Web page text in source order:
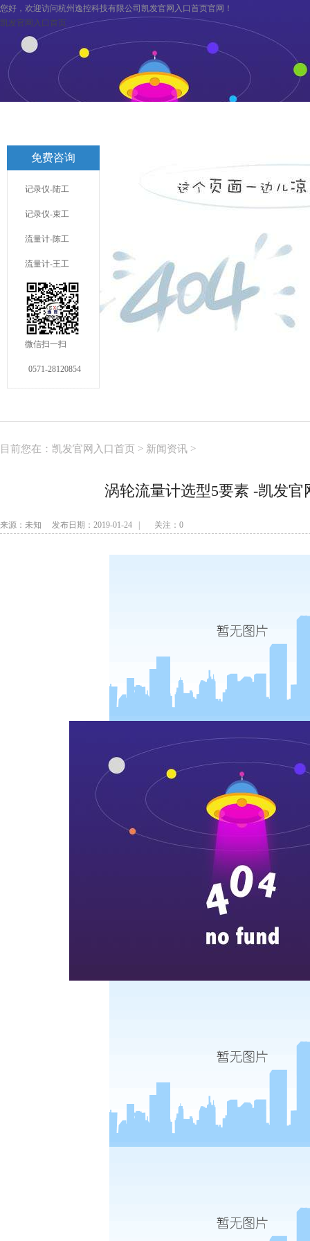
您好，欢迎访问杭州逸控科技有限公司凯发官网入口首页官网！
凯发官网入口首页
联系凯发官网入口首页
目前您在： 凯发官网入口首页 > 新闻资讯 >
涡轮流量计选型5要素 -凯发官
来源：未知 发布日期：2019-01-24 | 关注： 0
免费咨询
记录仪-陆工
记录仪-束工
流量计-陈工
流量计-王工
微信扫一扫
0571-28120854